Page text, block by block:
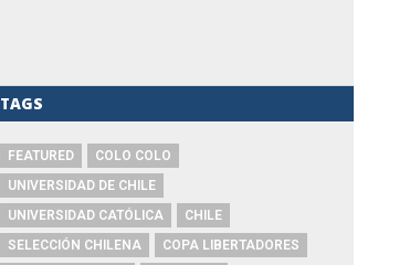
TAGS
FEATURED
COLO COLO
UNIVERSIDAD DE CHILE
UNIVERSIDAD CATÓLICA
CHILE
SELECCIÓN CHILENA
COPA LIBERTADORES